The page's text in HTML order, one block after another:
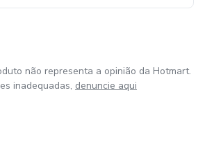
não representa a opinião da Hotmart.
inadequadas, denuncie aqui